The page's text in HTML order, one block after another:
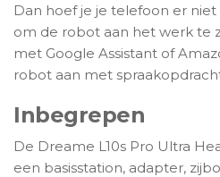
Dan hoef je je telefoon er
om de robot aan het werk te
met Google Assistant of
robot aan met
Inbegrepen
De Dreame L10s Pro Ultra
een basisstation, adapter,